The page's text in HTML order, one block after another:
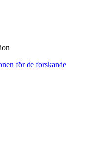
för de forskande